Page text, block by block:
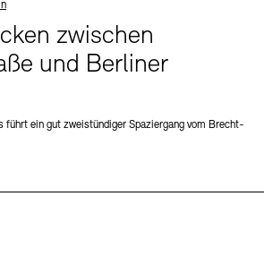
zwischen
und Berliner
führt ein gut zweistündiger Spaziergang vom Brecht-